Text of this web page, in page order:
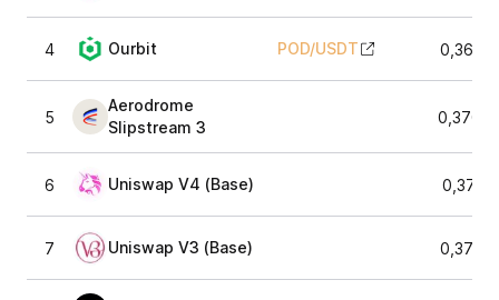
4 Ourbit POD/USDT
5
Aerodrome
Slipstream 3
6 Uniswap V4 (Base)
7 Uniswap V3 (Base)